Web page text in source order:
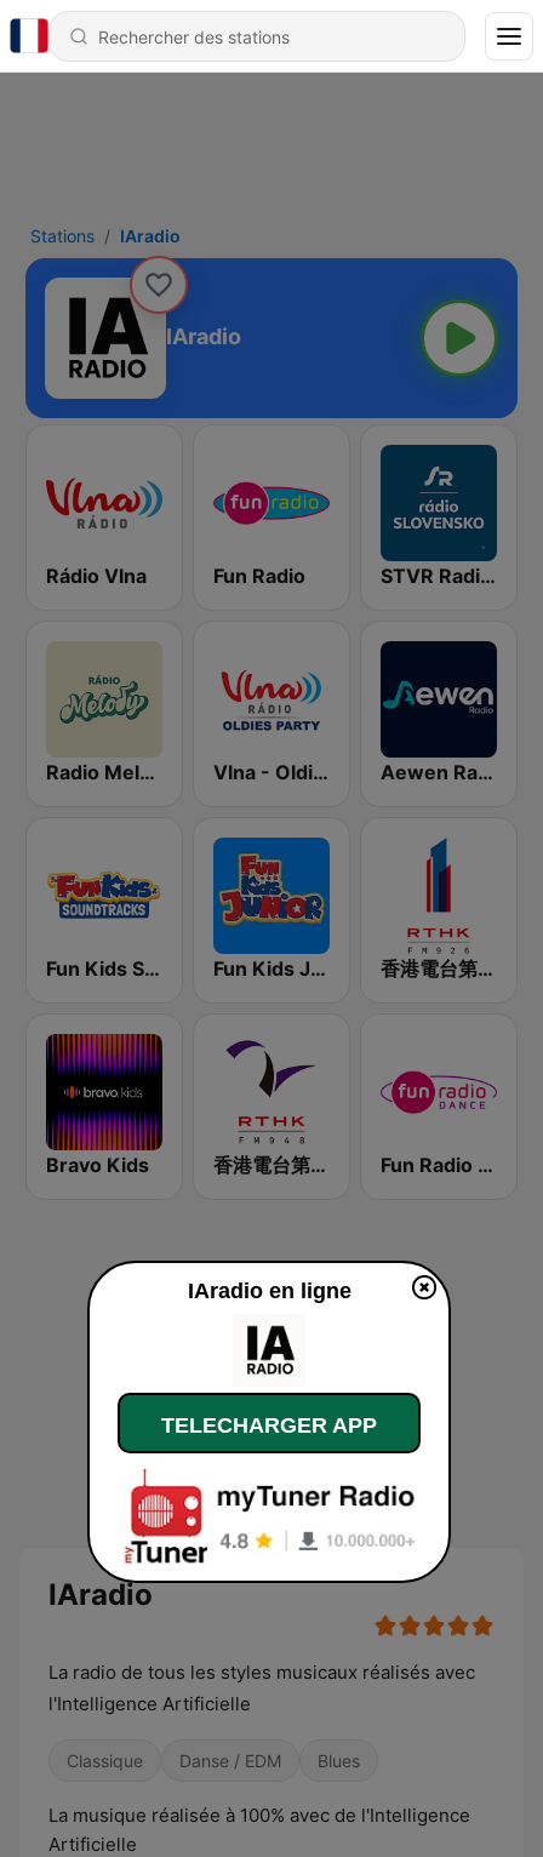
Stations IAradio
IAradio
Rádio Vlna Fun Radio STVR Radio Slovensko
Radio Melody Vlna - Oldies party Aewen Radio KPOP
Fun Kids Soundtracks Fun Kids Junior 香港電台第一台 RTHK Radio 1
Bravo Kids 香港電台第二台 RTHK Radio 2 Fun Radio Dance
IAradio
La radio de tous les styles musicaux réalisés avec
l'Intelligence Artificielle
Classique Danse / EDM Blues
La musique réalisée à 100% avec de l'Intelligence
Artificielle
IAradio en ligne
TELECHARGER APP